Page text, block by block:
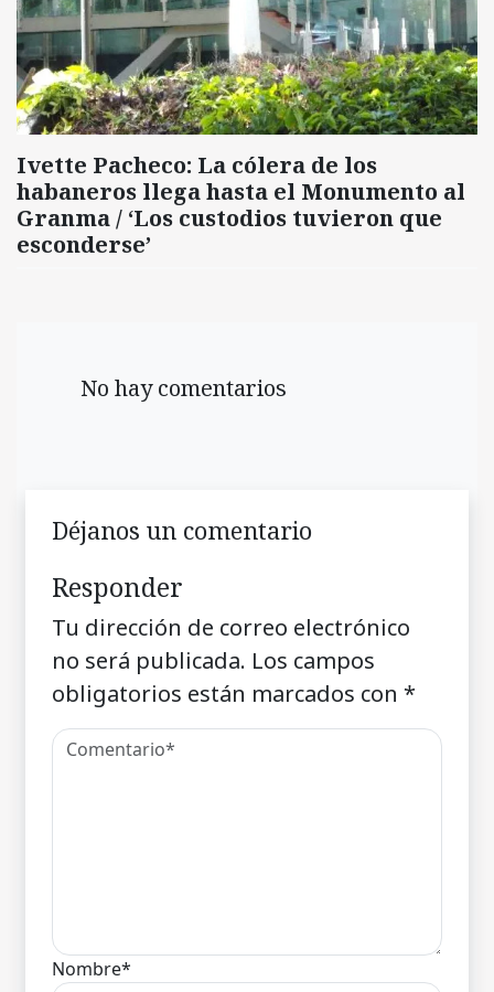
Ivette Pacheco: La cólera de los
habaneros llega hasta el Monumento al
Granma / ‘Los custodios tuvieron que
esconderse’
No hay comentarios
Déjanos un comentario
Responder
Tu dirección de correo electrónico
no será publicada. Los campos
obligatorios están marcados con *
Nombre*